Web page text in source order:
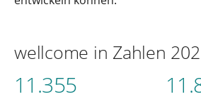
wellcome in Zahlen
11.355